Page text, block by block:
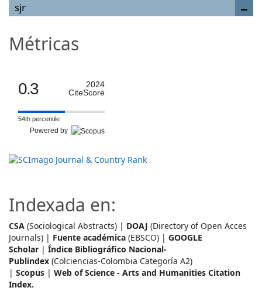
sjr
Métricas
0.3
2024
CiteScore
54th percentile
Powered by
Indexada en:
CSA (Sociological Abstracts) | DOAJ (Directory of Open Acces
Journals) | Fuente académica (EBSCO) | GOOGLE
Scholar | Índice Bibliográfico Nacional-
Publindex (Colciencias-Colombia Categoría A2)
| Scopus | Web of Science - Arts and Humanities Citation
Index.